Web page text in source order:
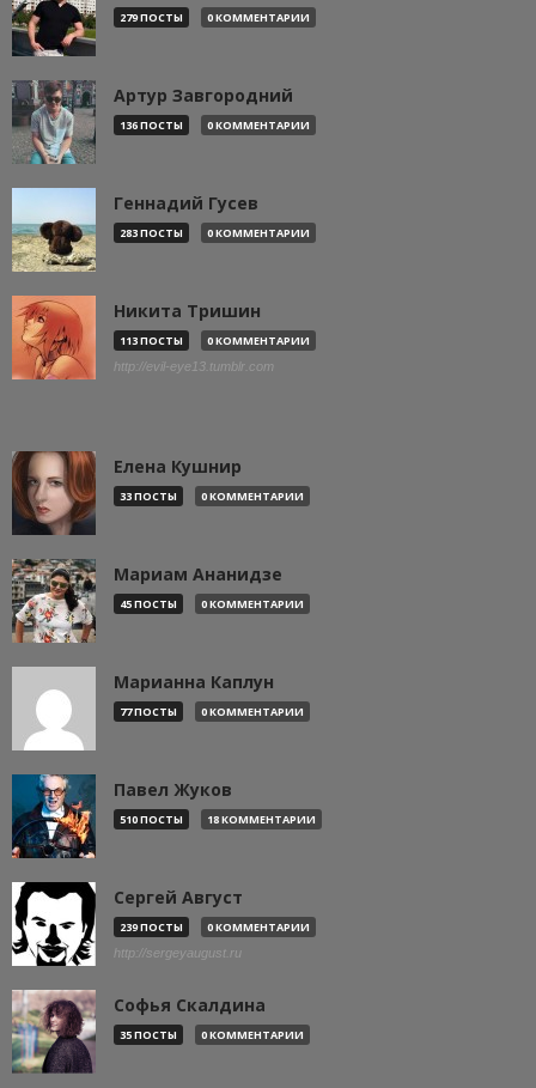
279 ПОСТЫ 0 КОММЕНТАРИИ
Артур Завгородний
136 ПОСТЫ 0 КОММЕНТАРИИ
Геннадий Гусев
283 ПОСТЫ 0 КОММЕНТАРИИ
Никита Тришин
113 ПОСТЫ 0 КОММЕНТАРИИ
http://evil-eye13.tumblr.com
Елена Кушнир
33 ПОСТЫ 0 КОММЕНТАРИИ
Мариам Ананидзе
45 ПОСТЫ 0 КОММЕНТАРИИ
Марианна Каплун
77 ПОСТЫ 0 КОММЕНТАРИИ
Павел Жуков
510 ПОСТЫ 18 КОММЕНТАРИИ
Сергей Август
239 ПОСТЫ 0 КОММЕНТАРИИ
http://sergeyaugust.ru
Софья Скалдина
35 ПОСТЫ 0 КОММЕНТАРИИ